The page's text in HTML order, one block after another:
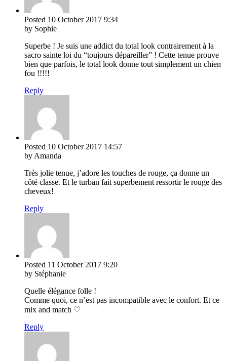
Posted 10 October 2017 9:34
by Sophie
Superbe ! Je suis une addict du total look contrairement à la
sacro sainte loi du “toujours dépareiller” ! Cette tenue prouve
bien que parfois, le total look donne tout simplement un chien
fou !!!!!
Reply
Posted 10 October 2017 14:57
by Amanda
Très jolie tenue, j’adore les touches de rouge, ça donne un
côté classe. Et le turban fait superbement ressortir le rouge des
cheveux!
Reply
Posted 11 October 2017 9:20
by Stéphanie
Quelle élégance folle !
Comme quoi, ce n’est pas incompatible avec le confort. Et ce
mix and match ♡
Reply